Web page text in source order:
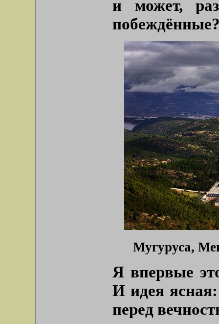
и может,
Мугуруса,
Я впервые
И идея
перед